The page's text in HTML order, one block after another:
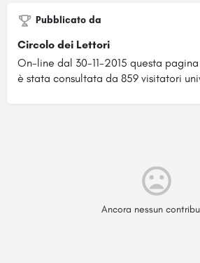
Pubblicato da
Circolo dei Lettori
On-line dal 30-11-2015 questa pagina
è stata consultata da 859 visitatori
Ancora nessun